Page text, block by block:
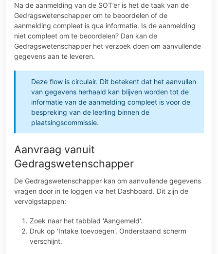
Na de aanmelding van de SOT’er is het de taak van de
Gedragswetenschapper om te beoordelen of de
aanmelding compleet is qua informatie. Is de aanmelding
niet compleet om te beoordelen? Dan kan de
Gedragswetenschapper het verzoek doen om aanvullende
gegevens aan te leveren.
Deze flow is circulair. Dit betekent dat het aanvullen
van gegevens herhaald kan blijven worden tot de
informatie van de aanmelding compleet is voor de
bespreking van de leerling binnen de
plaatsingscommissie.
Aanvraag vanuit
Gedragswetenschapper
De Gedragswetenschapper kan om aanvullende gegevens
vragen door in te loggen via het Dashboard. Dit zijn de
vervolgstappen:
Zoek naar het tabblad 'Aangemeld'.
Druk op 'Intake toevoegen'. Onderstaand scherm
verschijnt.